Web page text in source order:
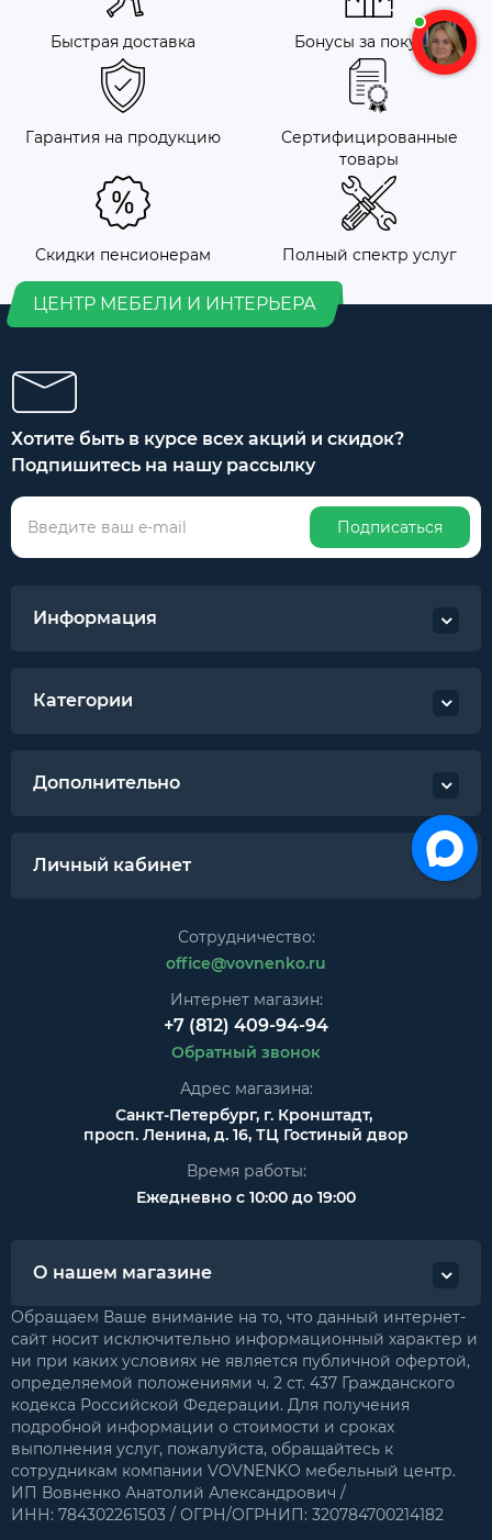
Быстрая доставка Бонусы за покупку
Гарантия на продукцию
Сертифицированные
товары
Скидки пенсионерам Полный спектр услуг
ЦЕНТР МЕБЕЛИ И ИНТЕРЬЕРА
Хотите быть в курсе всех акций и скидок?
Подпишитесь на нашу рассылку
Подписаться
Информация
Категории
Дополнительно
Личный кабинет
Сотрудничество:
office@vovnenko.ru
Интернет магазин:
+7 (812) 409-94-94
Обратный звонок
Адрес магазина:
Санкт-Петербург, г. Кронштадт,
просп. Ленина, д. 16, ТЦ Гостиный двор
Время работы:
Ежедневно с 10:00 до 19:00
О нашем магазине
Обращаем Ваше внимание на то, что данный интернет-
сайт носит исключительно информационный характер и
ни при каких условиях не является публичной офертой,
определяемой положениями ч. 2 ст. 437 Гражданского
кодекса Российской Федерации. Для получения
подробной информации о стоимости и сроках
выполнения услуг, пожалуйста, обращайтесь к
сотрудникам компании VOVNENKO мебельный центр.
ИП Вовненко Анатолий Александрович /
ИНН: 784302261503 / ОГРН/ОГРНИП: 320784700214182